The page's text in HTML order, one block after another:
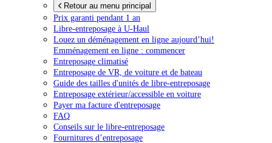
Retour au menu principal
Prix garanti pendant 1 an
Libre-entreposage à U-Haul
Louez un déménagement en ligne aujourd’hui!
Emménagement en ligne : commencer
Entreposage climatisé
Entreposage de VR, de voiture et de bateau
Guide des tailles d'unités de libre-entreposage
Entreposage extérieur/accessible en voiture
Payer ma facture d'entreposage
FAQ
Conseils sur le libre-entreposage
Fournitures d’entreposage